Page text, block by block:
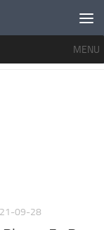
MENU
09-28